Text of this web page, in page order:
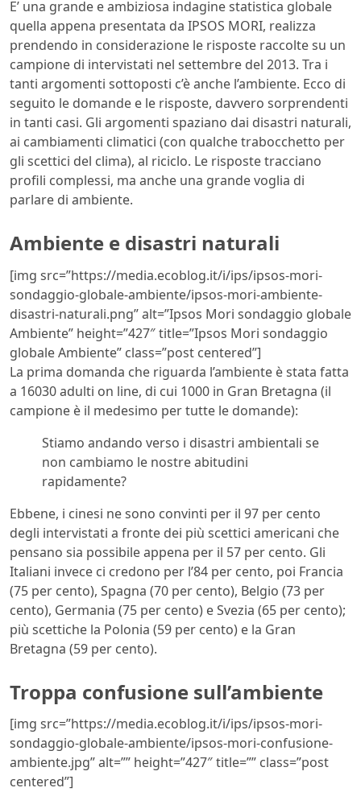
E’ una grande e ambiziosa indagine statistica globale
quella appena presentata da IPSOS MORI, realizza
prendendo in considerazione le risposte raccolte su un
campione di intervistati nel settembre del 2013. Tra i
tanti argomenti sottoposti c’è anche l’ambiente. Ecco di
seguito le domande e le risposte, davvero sorprendenti
in tanti casi. Gli argomenti spaziano dai disastri naturali,
ai cambiamenti climatici (con qualche trabocchetto per
gli scettici del clima), al riciclo. Le risposte tracciano
profili complessi, ma anche una grande voglia di
parlare di ambiente.
Ambiente e disastri naturali
[img src=”https://media.ecoblog.it/i/ips/ipsos-mori-
sondaggio-globale-ambiente/ipsos-mori-ambiente-
disastri-naturali.png” alt=”Ipsos Mori sondaggio globale
Ambiente” height=”427″ title=”Ipsos Mori sondaggio
globale Ambiente” class=”post centered”]
La prima domanda che riguarda l’ambiente è stata fatta
a 16030 adulti on line, di cui 1000 in Gran Bretagna (il
campione è il medesimo per tutte le domande):
Stiamo andando verso i disastri ambientali se
non cambiamo le nostre abitudini
rapidamente?
Ebbene, i cinesi ne sono convinti per il 97 per cento
degli intervistati a fronte dei più scettici americani che
pensano sia possibile appena per il 57 per cento. Gli
Italiani invece ci credono per l’84 per cento, poi Francia
(75 per cento), Spagna (70 per cento), Belgio (73 per
cento), Germania (75 per cento) e Svezia (65 per cento);
più scettiche la Polonia (59 per cento) e la Gran
Bretagna (59 per cento).
Troppa confusione sull’ambiente
[img src=”https://media.ecoblog.it/i/ips/ipsos-mori-
sondaggio-globale-ambiente/ipsos-mori-confusione-
ambiente.jpg” alt=”” height=”427″ title=”” class=”post
centered”]